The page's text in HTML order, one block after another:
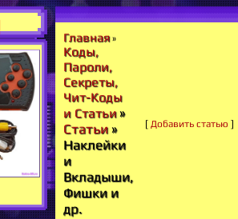
Главная»
Коды,
Пароли,
Секреты,
Чит-Коды
и Статьи»
Статьи »
Наклейки
и
Вкладыши,
Фишки и
др.
[ Добавить статью ]